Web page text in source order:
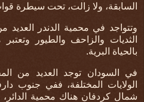
السابقة، ولا زالت، تحت سيطرة
وتتواجد في محمية الدندر العديد
الثديات والزاحف والطيور
بالحياة البرية.
في السودان توجد العديد من
الولايات المختلفة، ففي جنوب
شمال كردفان هناك محمية الدائر،